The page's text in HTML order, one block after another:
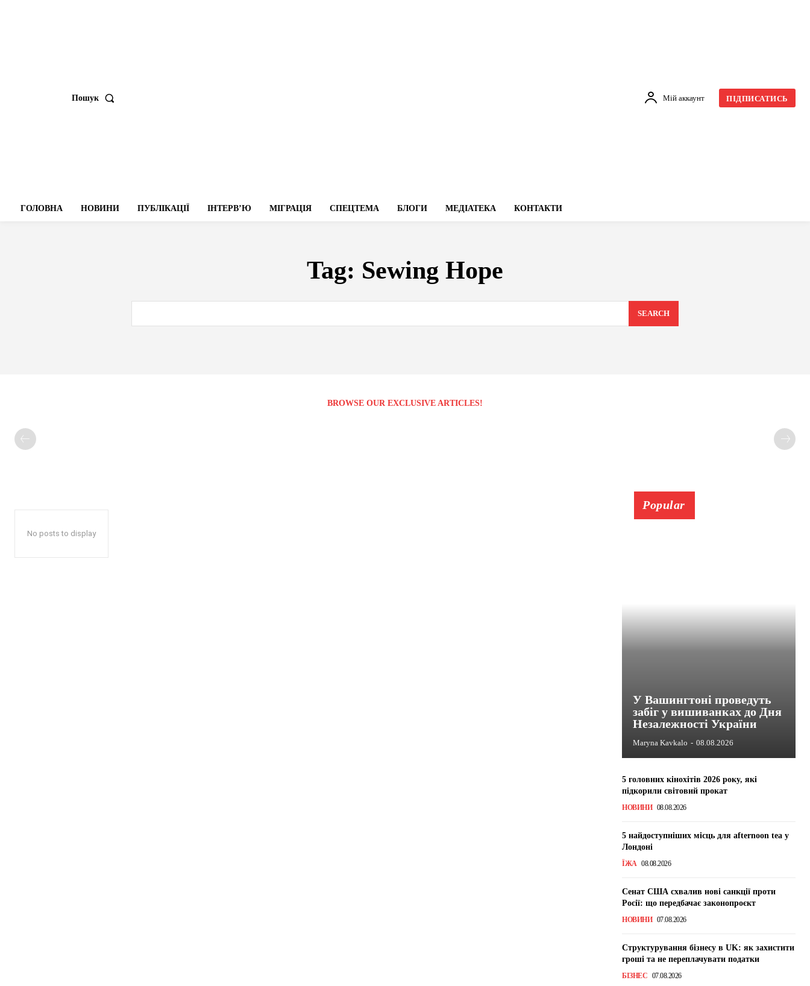
Пошук Мій аккаунт ПІДПИСАТИСЬ
ГОЛОВНА НОВИНИ ПУБЛІКАЦІЇ ІНТЕРВʼЮ МІГРАЦІЯ СПЕЦТЕМА БЛОГИ МЕДІАТЕКА КОНТАКТИ
Tag: Sewing Hope
SEARCH
BROWSE OUR EXCLUSIVE ARTICLES!
No posts to display
Popular
У Вашингтоні проведуть
забіг у вишиванках до Дня
Незалежності України
Maryna Kavkalo - 08.08.2026
5 головних кінохітів 2026 року, які
підкорили світовий прокат
НОВИНИ 08.08.2026
5 найдоступніших місць для afternoon tea у
Лондоні
ЇЖА 08.08.2026
Сенат США схвалив нові санкції проти
Росії: що передбачає законопроєкт
НОВИНИ 07.08.2026
Структурування бізнесу в UK: як захистити
гроші та не переплачувати податки
БІЗНЕС 07.08.2026